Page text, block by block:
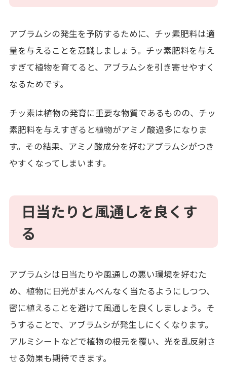
アブラムシの発生を予防するために、チッ素肥料は適
量を与えることを意識しましょう。チッ素肥料を与え
すぎて植物を育てると、アブラムシを引き寄せやすく
なるためです。
チッ素は植物の発育に重要な物質であるものの、チッ
素肥料を与えすぎると植物がアミノ酸過多になりま
す。その結果、アミノ酸成分を好むアブラムシがつき
やすくなってしまいます。
日当たりと風通しを良くす
る
アブラムシは日当たりや風通しの悪い環境を好むた
め、植物に日光がまんべんなく当たるようにしつつ、
密に植えることを避けて風通しを良くしましょう。そ
うすることで、アブラムシが発生しにくくなります。
アルミシートなどで植物の根元を覆い、光を乱反射さ
せる効果も期待できます。